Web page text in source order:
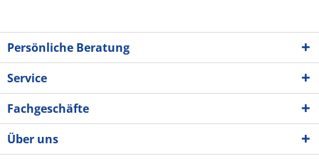
Persönliche Beratung
Service
Fachgeschäfte
Über uns